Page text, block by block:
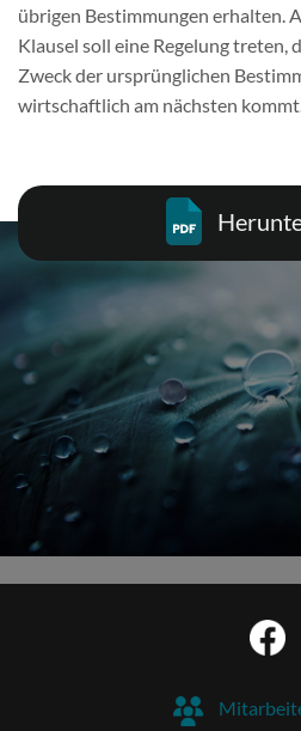
übrigen Bestimmungen erhalten.
Klausel soll eine Regelung treten,
Zweck der ursprünglichen
wirtschaftlich am nächsten kommt.